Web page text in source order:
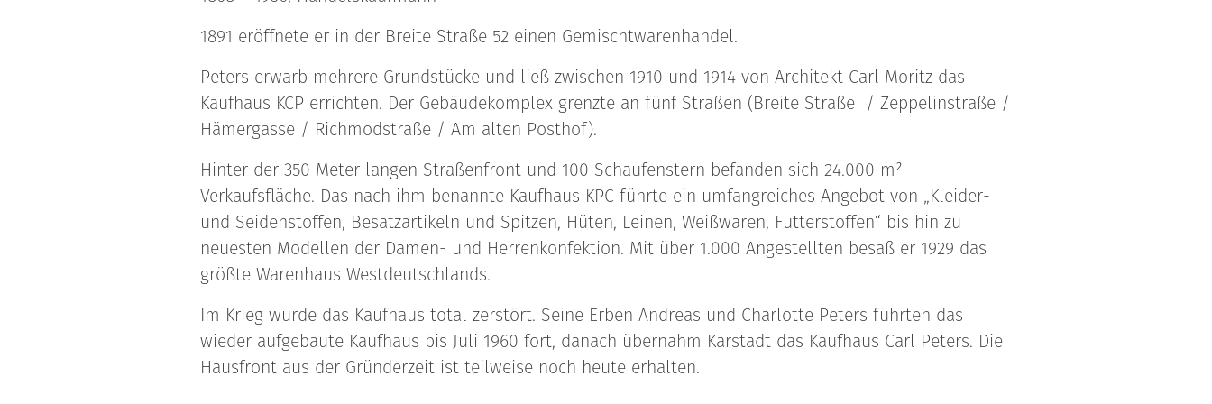
1891 eröffnete er in der Breite Straße 52 einen Gemischtwarenhandel.
Peters erwarb mehrere Grundstücke und ließ zwischen 1910 und 1914 von Architekt Carl Moritz das
Kaufhaus KCP errichten. Der Gebäudekomplex grenzte an fünf Straßen (Breite Straße / Zeppelinstraße /
Hämergasse / Richmodstraße / Am alten Posthof).
Hinter der 350 Meter langen Straßenfront und 100 Schaufenstern befanden sich 24.000 m²
Verkaufsfläche. Das nach ihm benannte Kaufhaus KPC führte ein umfangreiches Angebot von „Kleider-
und Seidenstoffen, Besatzartikeln und Spitzen, Hüten, Leinen, Weißwaren, Futterstoffen“ bis hin zu
neuesten Modellen der Damen- und Herrenkonfektion. Mit über 1.000 Angestellten besaß er 1929 das
größte Warenhaus Westdeutschlands.
Im Krieg wurde das Kaufhaus total zerstört. Seine Erben Andreas und Charlotte Peters führten das
wieder aufgebaute Kaufhaus bis Juli 1960 fort, danach übernahm Karstadt das Kaufhaus Carl Peters. Die
Hausfront aus der Gründerzeit ist teilweise noch heute erhalten.